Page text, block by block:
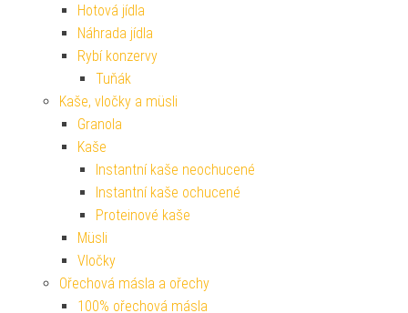
Hotová jídla
Náhrada jídla
Rybí konzervy
Tuňák
Kaše, vločky a müsli
Granola
Kaše
Instantní kaše neochucené
Instantní kaše ochucené
Proteinové kaše
Müsli
Vločky
Ořechová másla a ořechy
100% ořechová másla